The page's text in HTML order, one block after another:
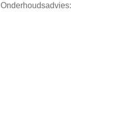
Onderhoudsadvies: